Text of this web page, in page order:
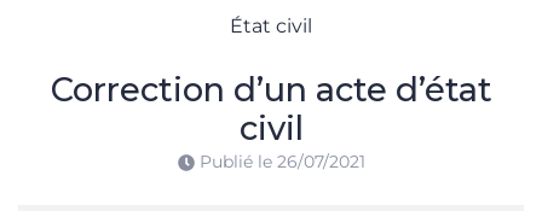
État civil
Correction d’un acte d’état
civil
Publié le 26/07/2021